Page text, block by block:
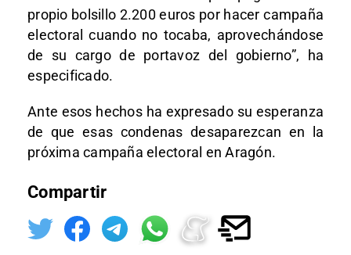
propio bolsillo 2.200 euros por hacer campaña
electoral cuando no tocaba, aprovechándose
de su cargo de portavoz del gobierno”, ha
especificado.
Ante esos hechos ha expresado su esperanza
de que esas condenas desaparezcan en la
próxima campaña electoral en Aragón.
Compartir